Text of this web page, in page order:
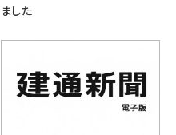
ました